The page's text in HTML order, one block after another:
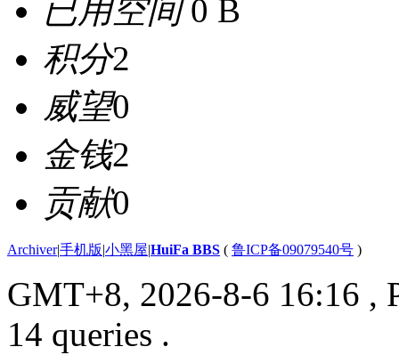
已用空间0 B
积分2
威望0
金钱2
贡献0
Archiver|手机版|小黑屋|HuiFa BBS ( 鲁ICP备09079540号 )
GMT+8, 2026-8-6 16:16 ,
14 queries .